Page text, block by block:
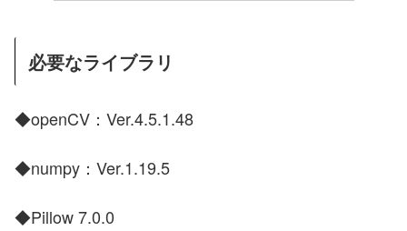
必要なライブラリ
◆openCV：Ver.4.5.1.48
◆numpy：Ver.1.19.5
◆Pillow 7.0.0